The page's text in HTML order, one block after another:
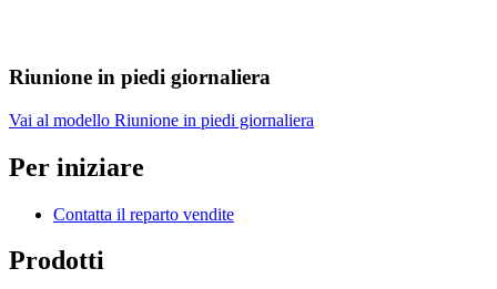
Riunione in piedi giornaliera
Vai al modello Riunione in piedi giornaliera
Per iniziare
Contatta il reparto vendite
Prodotti